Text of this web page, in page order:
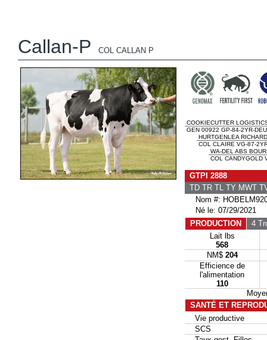
Callan-P COL CALLAN P
COOKIECUTTER
GEN 00922 GP-84-2YR-DEU
HURTGENLEA
COL CLAIRE VG-87-
WA-DEL ABS
COL CANDYGOLD
GTPI 2888
TD TR TL TY MWT
Nom #:
Né le: 07/29/2021
PRODUCTION
4
Lait lbs
568
NM$ 204
Efficience de
l'alimentation
110
SANTÉ ET
Vie productive
SCS